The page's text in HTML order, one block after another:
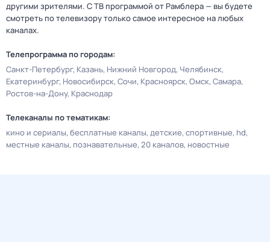
другими зрителями. С ТВ программой от Рамблера — вы будете
смотреть по телевизору только самое интересное на любых
каналах.
Телепрограмма по городам:
Санкт-Петербург Казань Нижний Новгород Челябинск
Екатеринбург Новосибирск Сочи Красноярск Омск Самара
Ростов-на-Дону Краснодар
Телеканалы по тематикам:
кино и сериалы бесплатные каналы детские спортивные hd
местные каналы познавательные 20 каналов новостные